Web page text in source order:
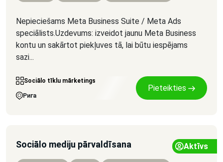
Nepieciešams Meta Business Suite / Meta Ads
speciālists.Uzdevums: izveidot jaunu Meta Business
kontu un sakārtot piekļuves tā, lai būtu iespējams
sazi...
Sociālo tīklu mārketings
Рига
Pieteikties
Sociālo mediju pārvaldīsana Aktīvs